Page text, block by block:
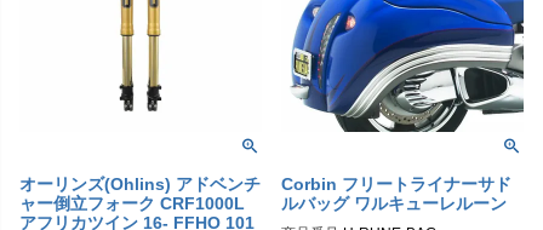
オーリンズ(Ohlins) アドベンチ
ャー倒立フォーク CRF1000L
アフリカツイン 16- FFHO 101
Corbin フリートライナーサド
ルバッグ ワルキューレルーン